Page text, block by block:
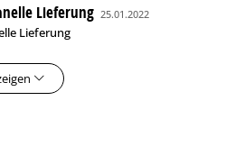
Lieferung 25.01.2022
Lieferung